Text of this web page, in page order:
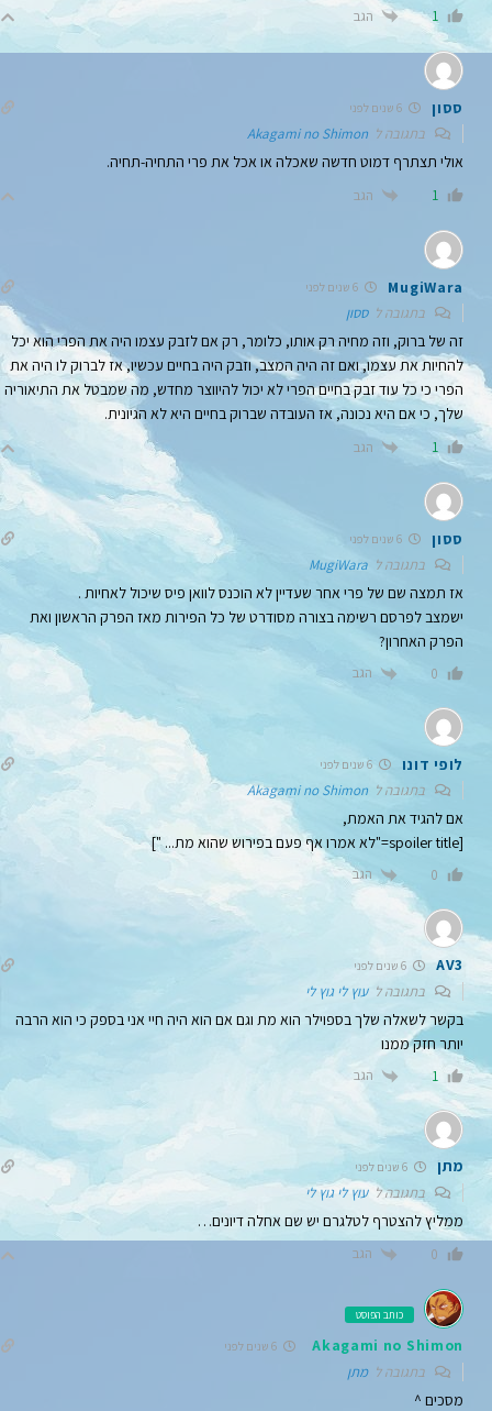
1 הגב
ססון
Akagami no Shimon
אולי תצתרף דמוט חדשה שאכלה או אכל את פרי התחיה-תחיה.
1 הגב
MugiWara
ססון
זה של ברוק, וזה מחיה רק אותו, כלומר, רק אם לזבק עצמו היה את הפרי הוא יכל
להחיות את עצמו, ואם זה היה המצב, וזבק היה בחיים עכשיו, אז לברוק לו היה את
הפרי כי כל עוד זבק בחיים הפרי לא יכול להיווצר מחדש, מה שמבטל את התיאוריה
שלך, כי אם היא נכונה, אז העובדה שברוק בחיים היא לא הגיונית.
1 הגב
ססון
MugiWara
אז תמצה שם של פרי אחר שעדיין לא הוכנס לוואן פיס שיכול לאחיות .
ישמצב לפרסם רשימה בצורה מסודרט של כל הפירות מאז הפרק הראשון ואת
הפרק האחרון?
0 הגב
לופי דונו 6 שנים לפני
Akagami no Shimon
אם להגיד את האמת,
[spoiler title="לא אמרו אף פעם בפירוש שהוא מת... "]
0 הגב
AV3 6 שנים לפני
עוץ לי גוץ לי
בקשר לשאלה שלך בספוילר הוא מת וגם אם הוא היה חיי אני בספק כי הוא הרבה
יותר חזק ממנו
1 הגב
מתן 6 שנים לפני
עוץ לי גוץ לי
ממליץ להצטרף לטלגרם יש שם אחלה דיונים…
0 הגב
כותב הפוסט
Akagami no Shimon
מתן
מסכים ^